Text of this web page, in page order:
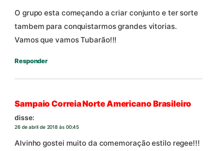
O grupo esta começando a criar conjunto e ter sorte
tambem para conquistarmos grandes vitorias.
Vamos que vamos Tubarão!!!
Responder
Sampaio Correia Norte Americano Brasileiro
disse:
26 de abril de 2018 às 00:45
Alvinho gostei muito da comemoração estilo regee!!!